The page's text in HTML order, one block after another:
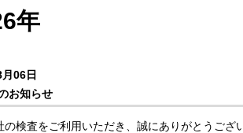
年
06日
お知らせ
の検査をご利用いただき、誠にありがとうござ